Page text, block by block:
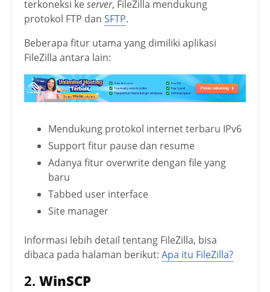
terkoneksi keserver, FileZilla mendukung
protokol FTP dan SFTP.
Beberapa fitur utama yang dimiliki aplikasi
FileZilla antara lain:
Mendukung protokol internet terbaru IPv6
Support fitur pause dan resume
Adanya fitur overwrite dengan file yang
baru
Tabbed user interface
Site manager
Informasi lebih detail tentang FileZilla, bisa
dibaca pada halaman berikut: Apa itu FileZilla?
2. WinSCP